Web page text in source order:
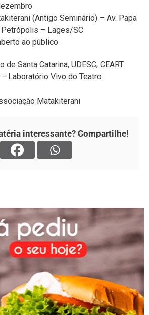
(Antigo Seminário) – Av. Papa
– Lages/SC
ao público
de Santa Catarina, UDESC, CEART
Laboratório Vivo do Teatro
Matakiterani
interessante? Compartilhe!